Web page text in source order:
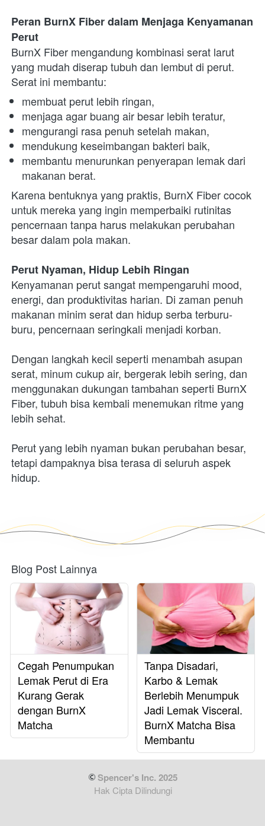
Peran BurnX Fiber dalam Menjaga Kenyamanan
Perut
BurnX Fiber mengandung kombinasi serat larut
yang mudah diserap tubuh dan lembut di perut.
Serat ini membantu:
membuat perut lebih ringan,
menjaga agar buang air besar lebih teratur,
mengurangi rasa penuh setelah makan,
mendukung keseimbangan bakteri baik,
membantu menurunkan penyerapan lemak dari
makanan berat.
Karena bentuknya yang praktis, BurnX Fiber cocok
untuk mereka yang ingin memperbaiki rutinitas
pencernaan tanpa harus melakukan perubahan
besar dalam pola makan.
Perut Nyaman, Hidup Lebih Ringan
Kenyamanan perut sangat mempengaruhi mood,
energi, dan produktivitas harian. Di zaman penuh
makanan minim serat dan hidup serba terburu-
buru, pencernaan seringkali menjadi korban.
Dengan langkah kecil seperti menambah asupan
serat, minum cukup air, bergerak lebih sering, dan
menggunakan dukungan tambahan seperti BurnX
Fiber, tubuh bisa kembali menemukan ritme yang
lebih sehat.
Perut yang lebih nyaman bukan perubahan besar,
tetapi dampaknya bisa terasa di seluruh aspek
hidup.
Blog Post Lainnya
Cegah Penumpukan
Lemak Perut di Era
Kurang Gerak
dengan BurnX
Matcha
Tanpa Disadari,
Karbo & Lemak
Berlebih Menumpuk
Jadi Lemak Visceral.
BurnX Matcha Bisa
Membantu
Spencer's Inc. 2025
Hak Cipta Dilindungi